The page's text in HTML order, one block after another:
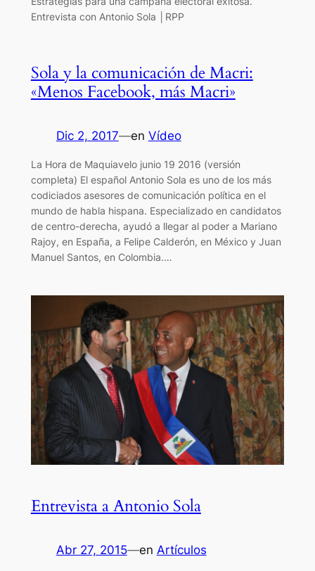
Entrevista con Antonio Sola │RPP
Sola y la comunicación de Macri:
«Menos Facebook, más Macri»
Dic 2, 2017—en Vídeo
La Hora de Maquiavelo junio 19 2016 (versión
completa) El español Antonio Sola es uno de los más
codiciados asesores de comunicación política en el
mundo de habla hispana. Especializado en candidatos
de centro-derecha, ayudó a llegar al poder a Mariano
Rajoy, en España, a Felipe Calderón, en México y Juan
Manuel Santos, en Colombia.…
Entrevista a Antonio Sola
Abr 27, 2015—en Artículos